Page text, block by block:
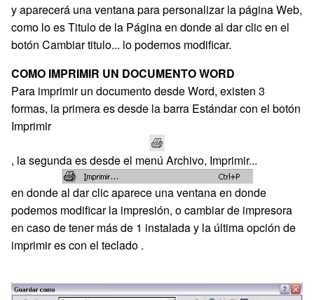
y aparecerá una ventana para personalizar la página Web,
como lo es Titulo de la Página en donde al dar clic en el
botón Cambiar titulo... lo podemos modificar.
COMO IMPRIMIR UN DOCUMENTO WORD
Para imprimir un documento desde Word, existen 3
formas, la primera es desde la barra Estándar con el botón
Imprimir
, la segunda es desde el menú Archivo, Imprimir...
en donde al dar clic aparece una ventana en donde
podemos modificar la impresión, o cambiar de impresora
en caso de tener más de 1 instalada y la última opción de
imprimir es con el teclado .